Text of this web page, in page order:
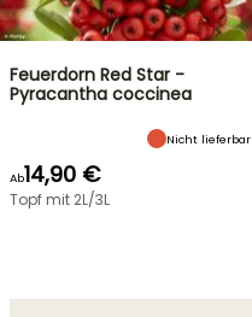
Feuerdorn Red Star -
Pyracantha coccinea
Nicht lieferbar
Ab14,90 €
Topf mit 2L/3L